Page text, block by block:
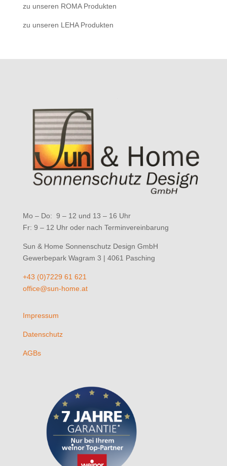
zu unseren ROMA Produkten
zu unseren LEHA Produkten
Mo – Do: 9 – 12 und 13 – 16 Uhr
Fr: 9 – 12 Uhr oder nach Terminvereinbarung
Sun & Home Sonnenschutz Design GmbH
Gewerbepark Wagram 3 | 4061 Pasching
+43 (0)7229 61 621
office@sun-home.at
Impressum
Datenschutz
AGBs